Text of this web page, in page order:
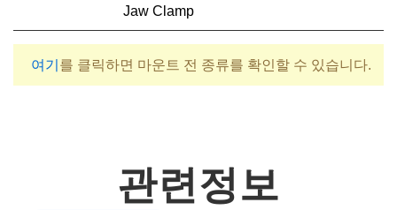
Jaw Clamp
여기 를 클릭하면 마운트 전 종류를 확인할 수 있습니다.
관련정보